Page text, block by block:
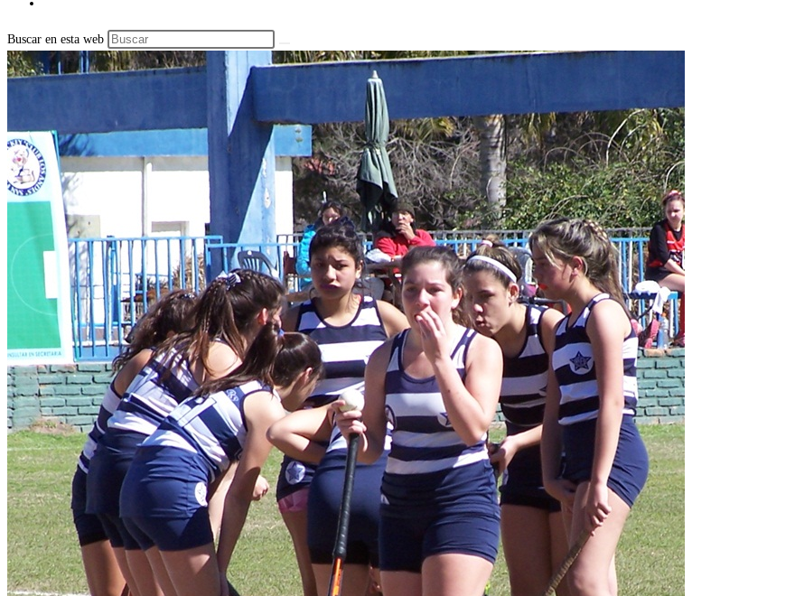
Buscar en esta web